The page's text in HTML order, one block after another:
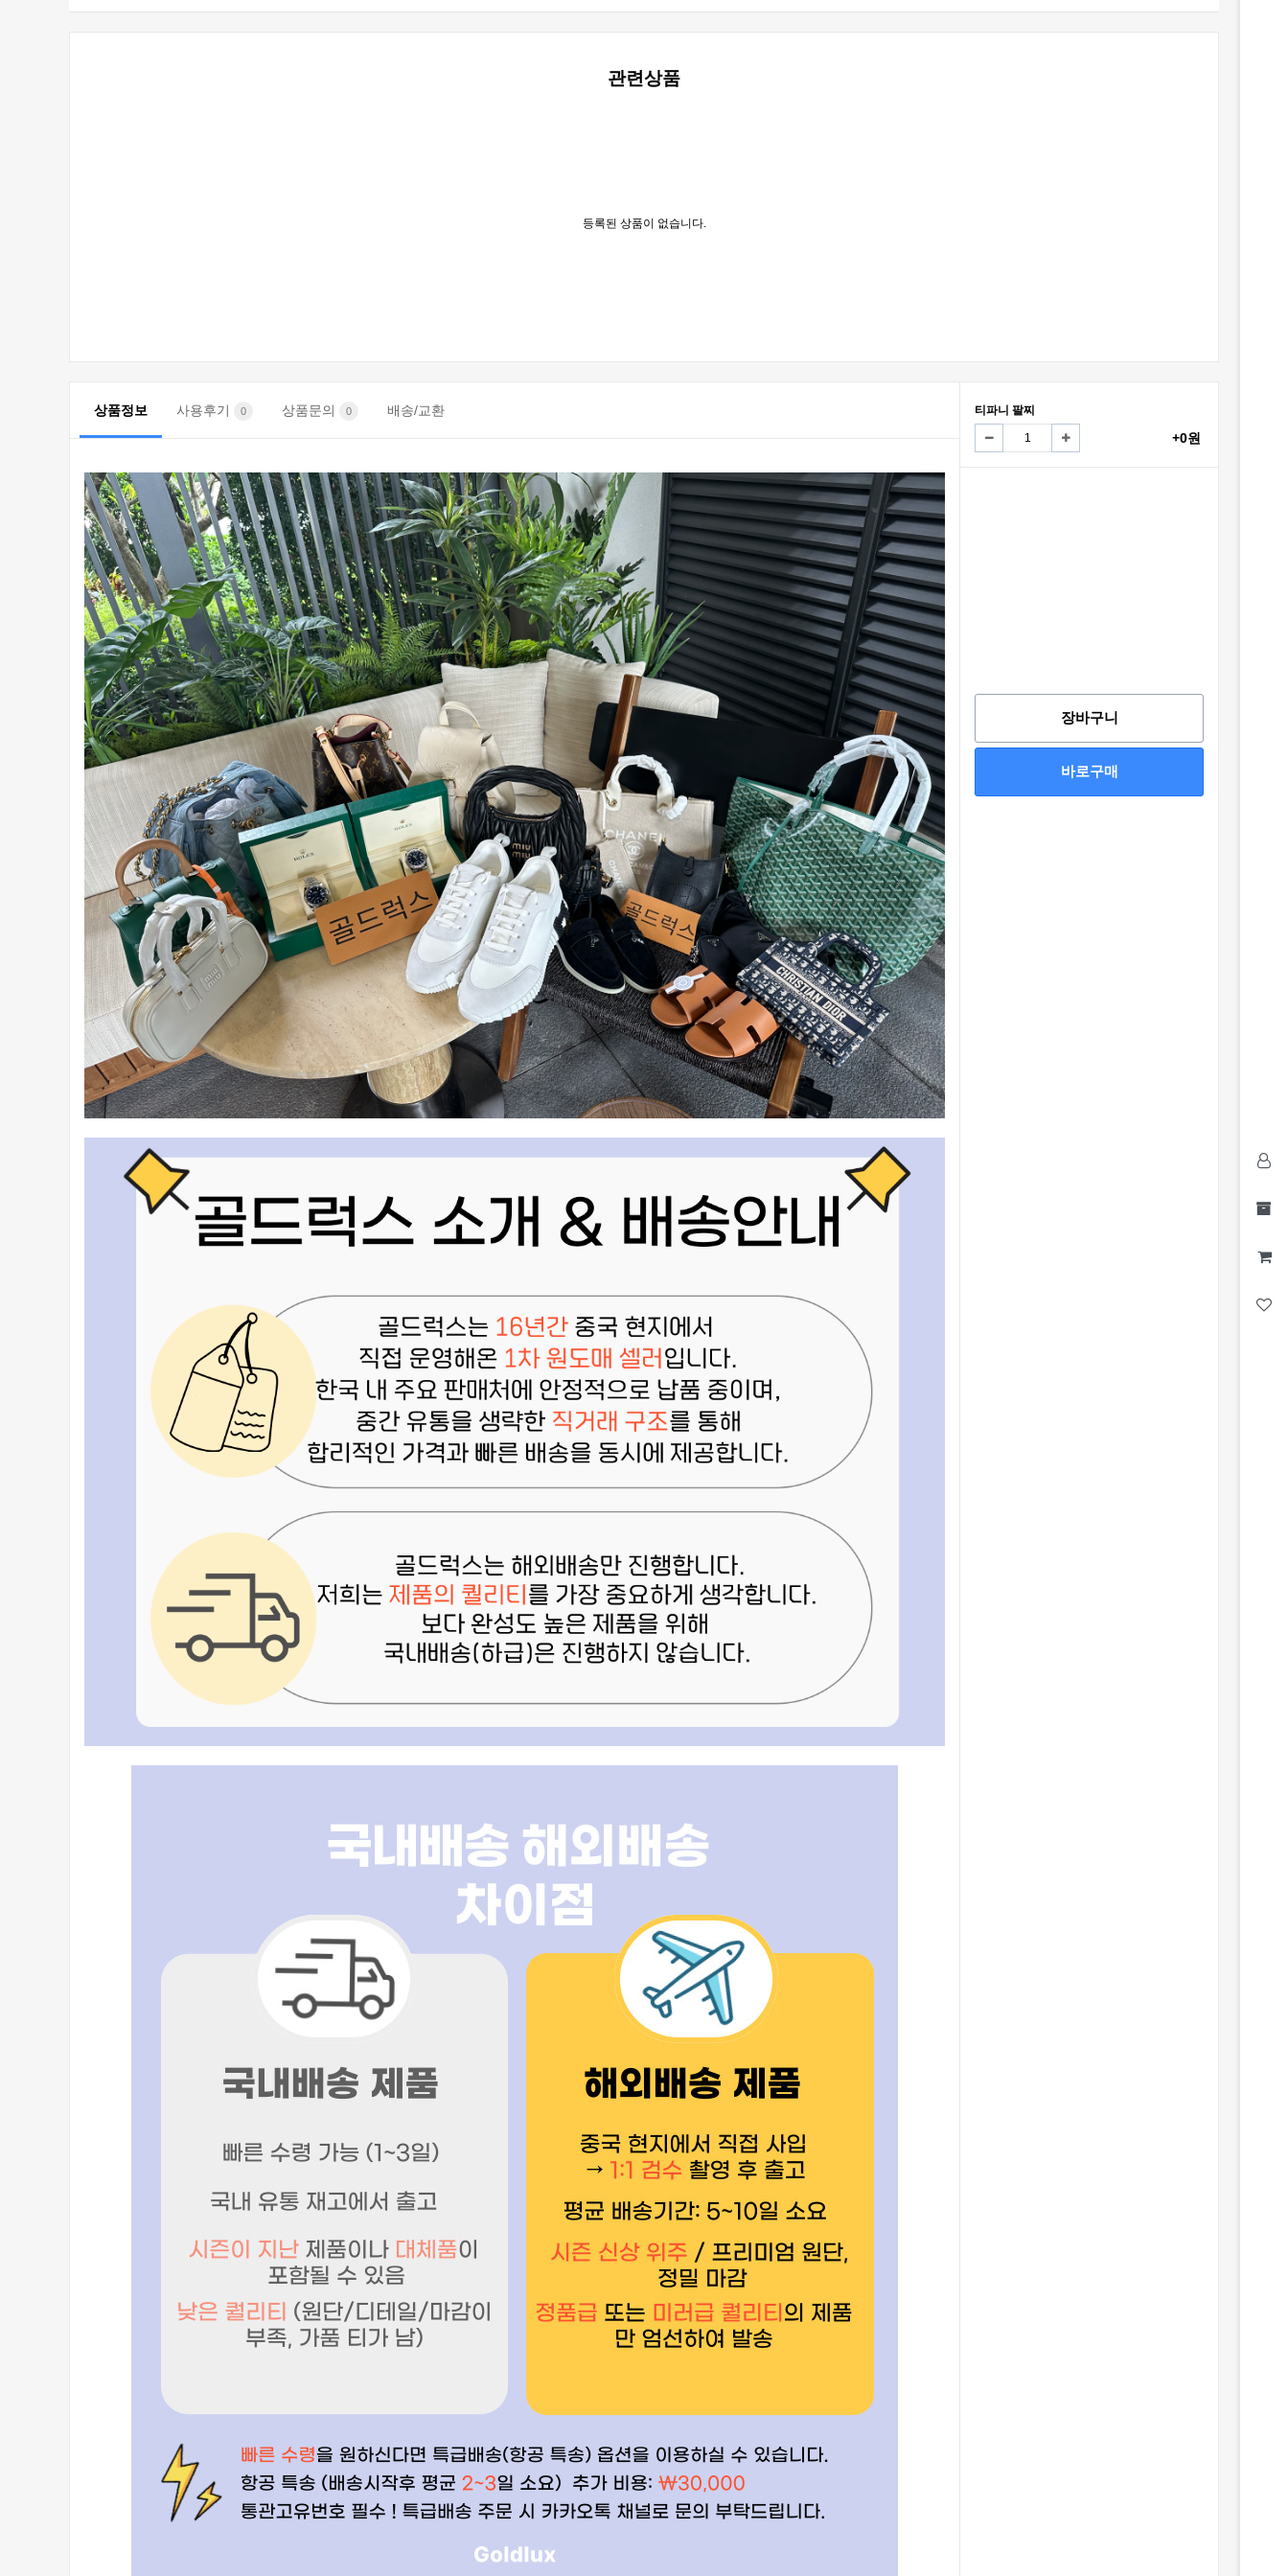
관련상품
등록된 상품이 없습니다.
상품정보 사용후기 0 상품문의 0 배송/교환 티파니 팔찌
+0원
장바구니
바로구매